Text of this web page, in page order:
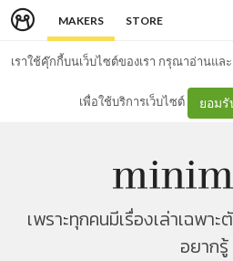
MAKERS STORE
เราใช้คุ๊กกี้บนเว็บไซต์ของเรา กรุณาอ่านแล
เพื่อใช้บริการเว็บไซต์ ยอมรั
เพราะทุกคนมีเรื่องเล่าเฉพาะ
อยากรู้